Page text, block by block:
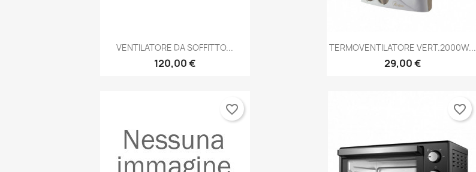
VENTILATORE DA SOFFITTO...
120,00 €
Anteprima TERMOVENTILATORE VERT.2000W...
29,00 €
Anteprima
favorite_border favorite_border